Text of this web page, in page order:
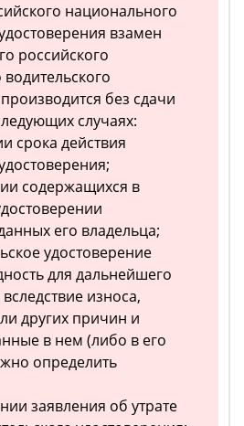
национального
взамен
российского
без сдачи
случаях:
срока действия
содержащихся в
его владельца;
удостоверение
для дальнейшего
износа,
других причин и
в нем (либо в его
определить
заявления об утрате